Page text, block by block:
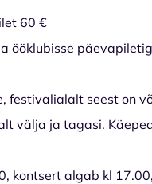
60 €
ööklubisse
festivalialalt seest on
välja ja tagasi.
kontsert algab kl